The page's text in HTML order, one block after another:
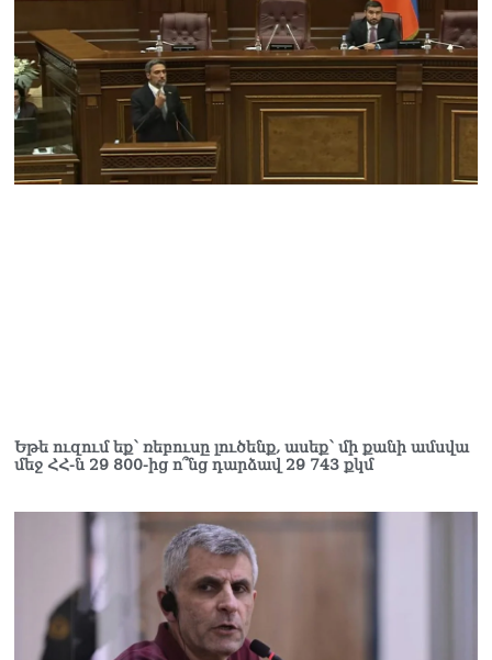
Եթե ուզում եք՝ ռեբուսը լուծենք, ասեք՝ մի քանի ամսվա
մեջ ՀՀ-ն 29 800-ից ո՞նց դարձավ 29 743 քկմ